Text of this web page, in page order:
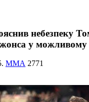
небезпеку
у
ММА 2771